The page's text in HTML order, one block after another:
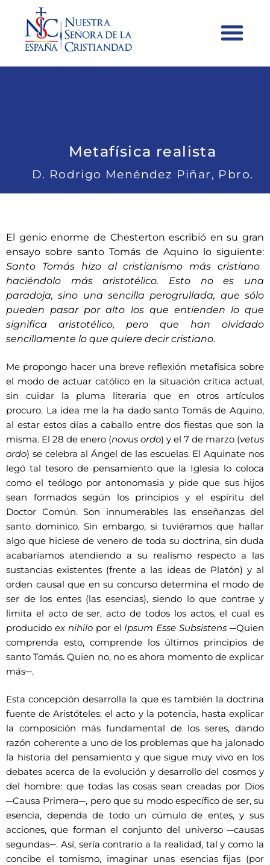
Metafísica realista
D. Rodrigo Menéndez Piñar, Pbro.
El genio enorme de Chesterton escribió en su gran
ensayo sobre santo Tomás de Aquino lo siguiente:
Santo Tomás hizo al cristianismo más cristiano
haciéndolo más aristotélico. Esto no es una
paradoja, sino una sencilla perogrullada, que sólo
pueden pasar por alto los que entienden lo que
significa aristotélico, pero que han olvidado
sencillamente lo que quiere decir cristiano.
Me propongo hacer una breve reflexión metafísica sobre
el modo de actuar católico en la situación crítica actual,
sin cuidar la pluma literaria que en otros artículos
procuro. La idea me la ha dado santo Tomás de Aquino,
al estar estos días a caballo entre dos fiestas que son la
misma. El 28 de enero (novus ordo) y el 7 de marzo (vetus
ordo) se celebra al Ángel de las escuelas. El Aquinate nos
legó tal tesoro de pensamiento que la Iglesia lo coloca
como el teólogo por antonomasia y pide que sus hijos
sean formados según los principios y el espíritu del
Doctor Común. Son innumerables las enseñanzas del
santo dominico. Sin embargo, si tuviéramos que hallar
algo que hiciese de venero de toda su doctrina, sin duda
acabaríamos atendiendo a su realismo respecto a las
sustancias existentes (frente a las ideas de Platón) y al
orden causal que en su concurso determina el modo de
ser de los entes (las esencias), siendo lo que contrae y
limita el acto de ser, acto de todos los actos, el cual es
producido ex nihilopor el Ipsum Esse Subsistens ─Quien
comprenda esto, comprende los últimos principios de
santo Tomás. Quien no, no es ahora momento de explicar
más─.
Esta concepción desarrolla la que es también la doctrina
fuente de Aristóteles: el acto y la potencia, hasta explicar
la composición más fundamental de los seres, dando
razón coherente a uno de los problemas que ha jalonado
la historia del pensamiento y que sigue muy vivo en los
debates acerca de la evolución y desarrollo del cosmos y
del hombre: que todas las cosas sean creadas por Dios
─Causa Primera─, pero que su modo específico de ser, su
esencia, dependa de todo un cúmulo de entes, y sus
acciones, que forman el conjunto del universo ─causas
segundas─. Así, sería contrario a la realidad, tal y como la
concibe el tomismo, imaginar unas esencias fijas (por